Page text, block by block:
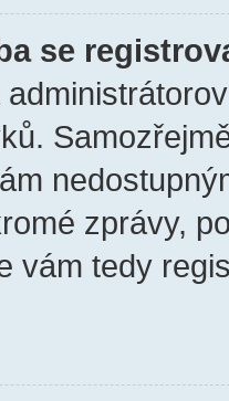
se
zprávy,
vám tedy